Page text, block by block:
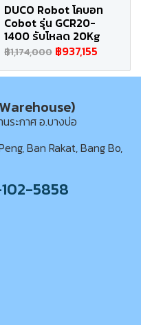
DUCO Robot โคบอท
Cobot รุ่น GCR20-
1400 รับโหลด 20Kg
฿1,174,000 ฿937,155
ระกาศ อ.บางบ่อ
Ban Rakat, Bang Bo,
5858